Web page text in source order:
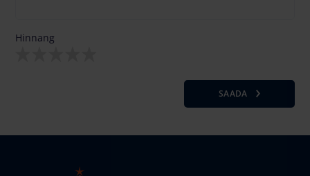
Hinnang
SAADA